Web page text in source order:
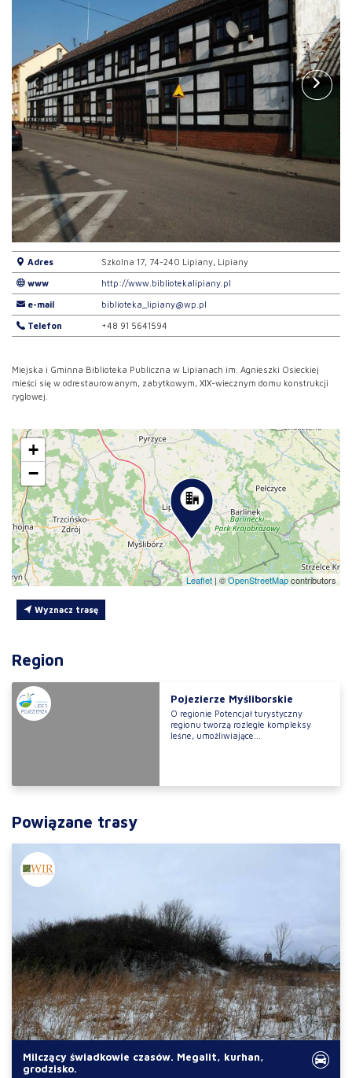
Adres Szkolna 17, 74-240 Lipiany, Lipiany
www http://www.bibliotekalipiany.pl
e-mail biblioteka_lipiany@wp.pl
Telefon +48 91 5641594
Miejska i Gminna Biblioteka Publiczna w Lipianach im. Agnieszki Osieckiej
mieści się w odrestaurowanym, zabytkowym, XIX-wiecznym domu konstrukcji
ryglowej.
+
−
Leaflet | ©OpenStreetMapcontributors
Wyznacz trasę
Region
Pojezierze Myśliborskie
O regionie Potencjał turystyczny
regionu tworzą rozległe kompleksy
leśne, umożliwiające...
Powiązane trasy
Milczący świadkowie czasów. Megalit, kurhan,
grodzisko.